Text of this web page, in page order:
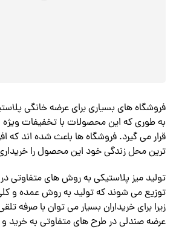
فروشگاه های بسیاری برای عرضه خانگی
به طوری که این محصولات با تخفیفات ویژه
قرار می گیرد. فروشگاه ها باعث شده اند که
ترین محل زندگی خود این محصول را
تولید میز پلاستیکی به روش های متفاوتی در
توزیع می شوند که تولید به روش عمده و
زیرا برای خریداران بسیار می توان با صرفه
عرضه صندلی در طرح های متفاوتی به خرید